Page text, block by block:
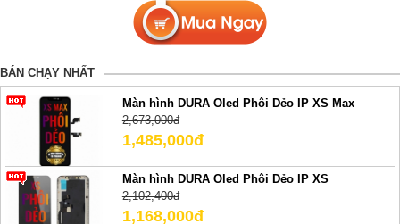
BÁN CHẠY NHẤT
Màn hình DURA Oled Phôi Dẻo IP XS Max
2,673,000đ
1,485,000đ
Màn hình DURA Oled Phôi Dẻo IP XS
2,102,400đ
1,168,000đ